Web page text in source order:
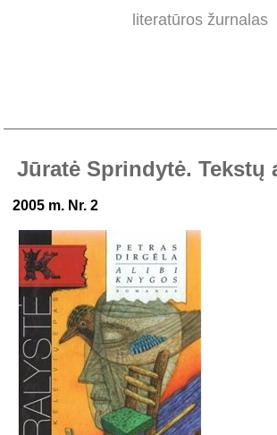
literatūros žurnalas
Jūratė Sprindytė. Tekstų
2005 m. Nr. 2